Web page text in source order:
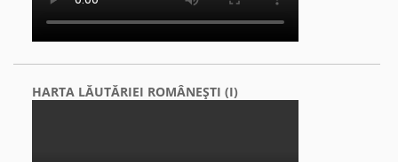
HARTA LĂUTĂRIEI ROMÂNEŞTI (I)